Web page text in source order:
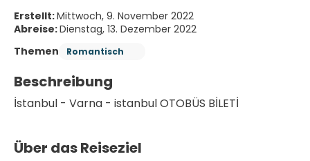
Erstellt:Mittwoch, 9. November 2022
Abreise:Dienstag, 13. Dezember 2022
Themen
Romantisch
Beschreibung
İstanbul - Varna - istanbul OTOBÜS BİLETİ
Über das Reiseziel